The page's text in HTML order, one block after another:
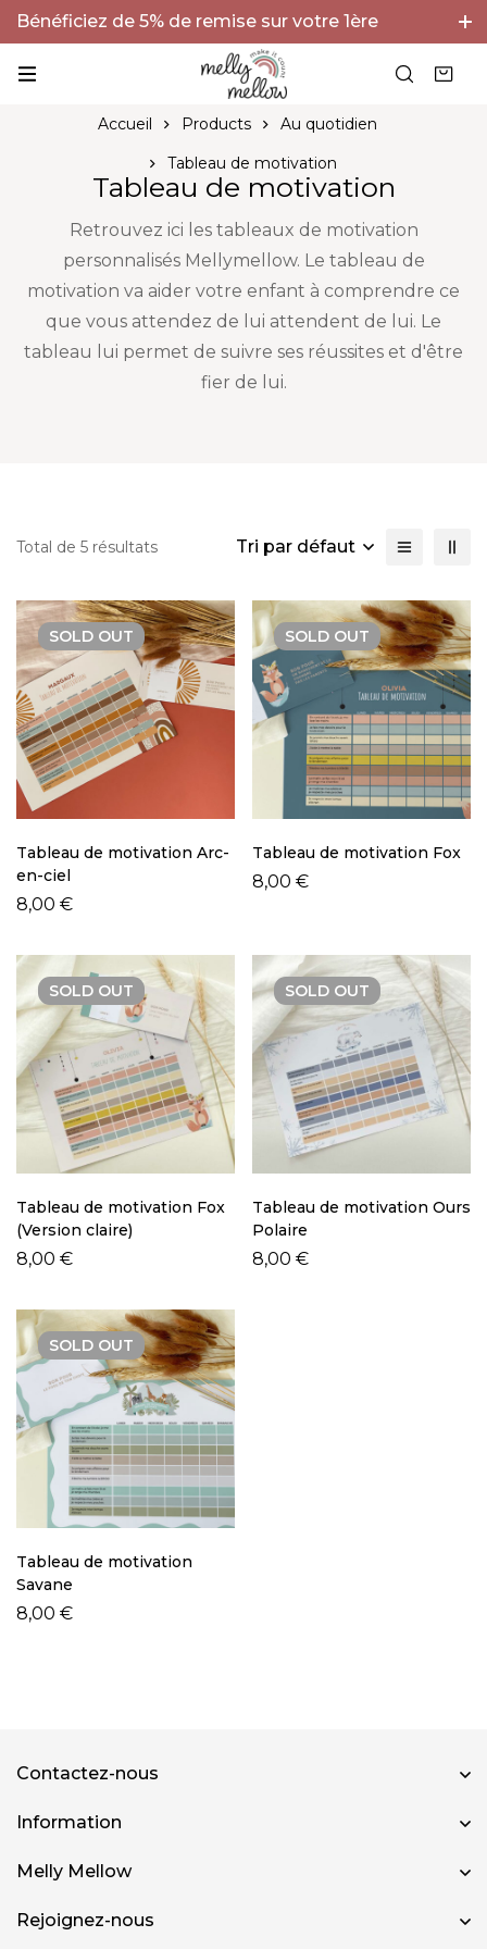
Bénéficiez de 5% de remise sur votre 1ère
commande avec le code BIENVENUE5 !
Accueil Products
Au quotidien
Tableau de motivation
Tableau de motivation
Retrouvez ici les tableaux de motivation
personnalisés Mellymellow. Le tableau de
motivation va aider votre enfant à comprendre ce
que vous attendez de lui attendent de lui. Le
tableau lui permet de suivre ses réussites et d'être
fier de lui.
Total de 5 résultats Tri par défaut
SOLD OUT
Tableau de motivation Arc-
en-ciel
8,00 €
SOLD OUT
Tableau de motivation Fox
8,00 €
SOLD OUT
Tableau de motivation Fox
(Version claire)
8,00 €
SOLD OUT
Tableau de motivation Ours
Polaire
8,00 €
SOLD OUT
Tableau de motivation
Savane
8,00 €
Contactez-nous
Information
Melly Mellow
Rejoignez-nous